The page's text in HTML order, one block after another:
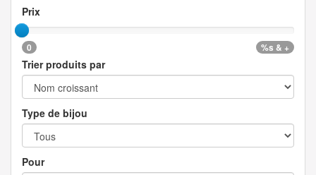
Prix
0 %s & +
Trier produits par
Type de bijou
Pour